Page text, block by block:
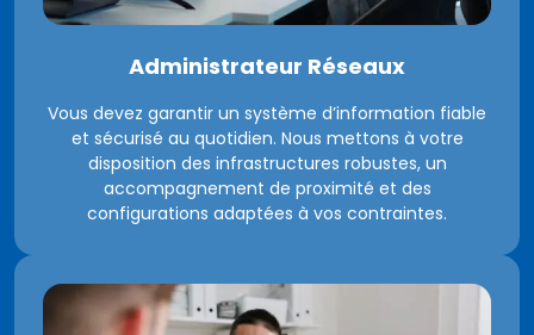
Administrateur Réseaux
Vous devez garantir un système d’information fiable
et sécurisé au quotidien. Nous mettons à votre
disposition des infrastructures robustes, un
accompagnement de proximité et des
configurations adaptées à vos contraintes.